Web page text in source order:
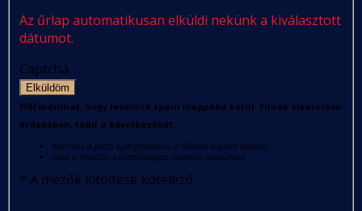
Az űrlap automatikusan elküldi nekünk a kiválasztott
dátumot.
Captcha
Elküldöm
Előfordulhat, hogy levelünk spam mappába kerül. Ennek elkerülése
érdekében, tedd a következőket:
Kattints a jobb egérgombbal a tőlünk kapott levélre
Add a feladót a biztonságos feladók listájához
* A mezők kitöltése kötelező